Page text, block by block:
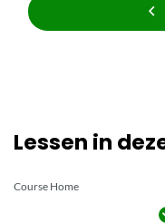
Lessen in
Course Home